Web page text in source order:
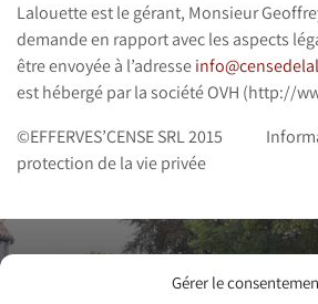
Gérer le
Lalouette est le gérant, Monsieur
demande en rapport avec les aspects
être envoyée à l’adresse
est hébergé par la société OVH (http://
©EFFERVES’CENSE SRL 2015
protection de la vie privée
arrange a visit